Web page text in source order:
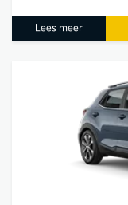
Lees meer